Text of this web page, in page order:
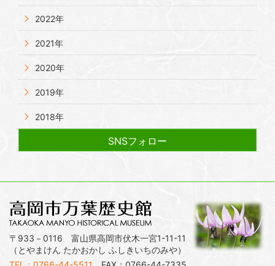
2022年
2021年
2020年
2019年
2018年
SNSフォロー
〒933－0116 富山県高岡市伏木一宮1-11-11
（とやまけん たかおかし ふしきいちのみや）